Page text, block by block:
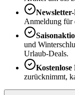
Anmeldung für
und
Urlaub-Deals.
Kostenlose
zurücknimmt,